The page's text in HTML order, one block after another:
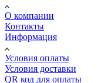
О компании
Контакты
Информация
Условия оплаты
Условия доставки
QR код для оплаты